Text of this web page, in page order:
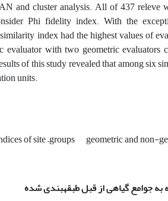
and cluster analysis. All of 437 releve
Phi fidelity index. With the
index had the highest values of
evaluator with two geometric
of this study revealed that among six
units.
of site –groups
geometric and non-
به جوامع گیاهی از قبل طبقه­بندی شده